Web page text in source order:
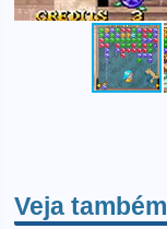
Veja também